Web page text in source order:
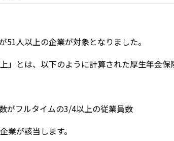
51人以上の企業が対象となりました。
」とは、以下のように計算された厚生年金
がフルタイムの3/4以上の従業員数
業が該当します。